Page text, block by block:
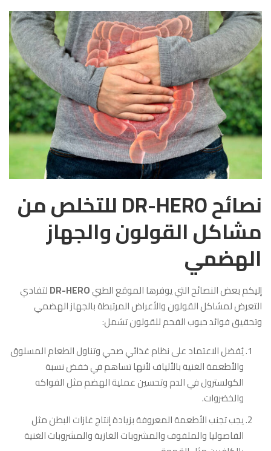
نصائح DR-HERO للتخلص من
مشاكل القولون والجهاز
الهضمي
إليكم بعض النصائح التي يوفرها الموقع الطبيDR-HEROلتفادي
التعرض لمشاكل القولون والأعراض المرتبطة بالجهاز الهضمي
وتحقيق فوائد حبوب الفحم للقولون تشمل:
يُفضل الاعتماد على نظام غذائي صحي وتناول الطعام المسلوق
والأطعمة الغنية بالألياف لأنها تساهم في خفض نسبة
الكولسترول في الدم وتحسين عملية الهضم مثل الفواكه
والخضروات.
يجب تجنب الأطعمة المعروفة بزيادة إنتاج غازات البطن مثل
الفاصوليا والملفوف والمشروبات الغازية والمشروبات الغنية